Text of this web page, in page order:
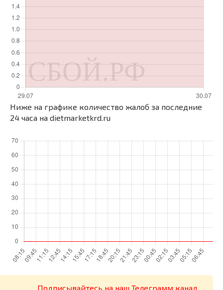
Ниже на графике количество жалоб за последние
24 часа на dietmarketkrd.ru
Подписывайтесь на наш Телеграмм канал,